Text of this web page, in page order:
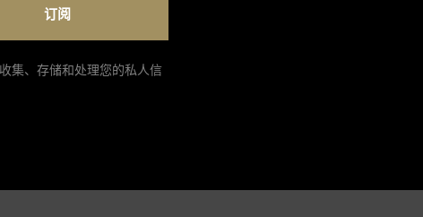
订阅
集、存储和处理您的私人信